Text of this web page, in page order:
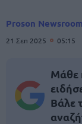
Proson Newsroom
21 Σεπ 2025 05:15
Μάθε
Βάλε